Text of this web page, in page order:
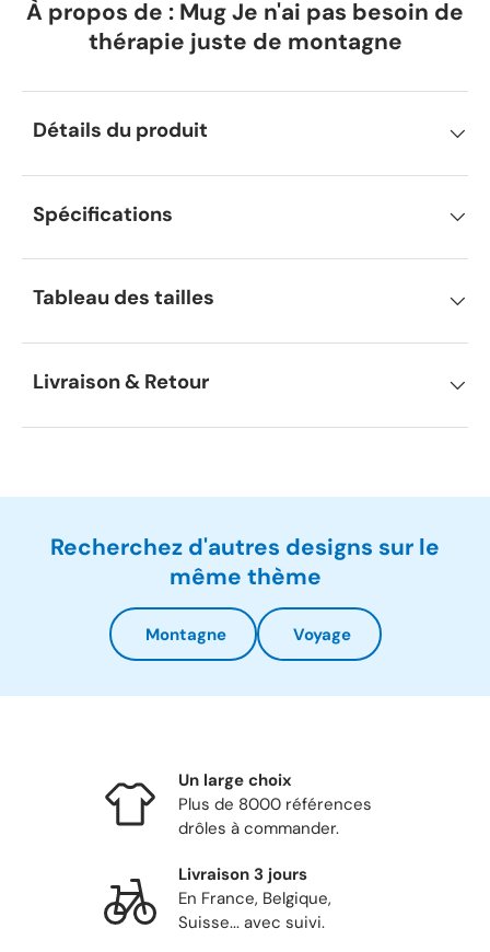
À propos de : Mug Je n'ai pas besoin de
thérapie juste de montagne
Détails du produit
Spécifications
Tableau des tailles
Livraison & Retour
Recherchez d'autres designs sur le
même thème
Montagne Voyage
Un large choix
Plus de 8000 références
drôles à commander.
Livraison 3 jours
En France, Belgique,
Suisse... avec suivi.